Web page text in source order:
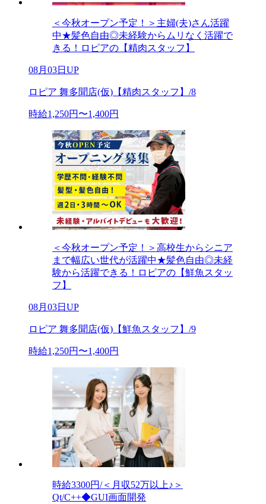
＜今秋オープン予定！＞主婦(夫)さん活躍
中★髪色自由◎未経験からムリなく活躍で
きる！ロピアの【精肉スタッフ】
08月03日UP
ロピア 舞多聞店(仮)【精肉スタッフ】/8
時給1,250円〜1,400円
＜今秋オープン予定！＞高校生からシニア
まで幅広い世代が活躍中★髪色自由◎未経
験から活躍できる！ロピアの【鮮魚スタッ
フ】
08月03日UP
ロピア 舞多聞店(仮)【鮮魚スタッフ】/9
時給1,250円〜1,400円
時給3300円/＜月収52万以上♪＞
Qt/C++◆GUI画面開発